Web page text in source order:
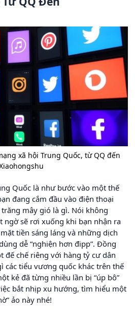
xã hội Trung Quốc, từ QQ đến
Quốc là như bước vào một thế
đang cắm đầu vào điện thoại
mây gió là gì. Nói không
ngờ sẽ rơi xuống khi bạn nhận ra
tiền sáng láng và những dịch
dễ “nghiện hơn đipp”. Đồng
đế chế riêng với hàng tỷ cư dân
các tiểu vương quốc khác trên thế
kẻ đã từng nhiều lần bị “úp bô”
bắt nhịp xu hướng, tìm hiểu một
ảo này nhé!